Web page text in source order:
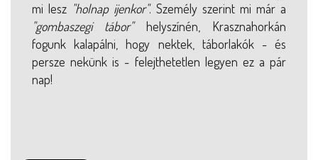
mi lesz "holnap ijenkor". Személy szerint mi már a
"gombaszegi tábor"helyszínén, Krasznahorkán
fogunk kalapálni, hogy nektek, táborlakók - és
persze nekünk is - felejthetetlen legyen ez a pár
nap!